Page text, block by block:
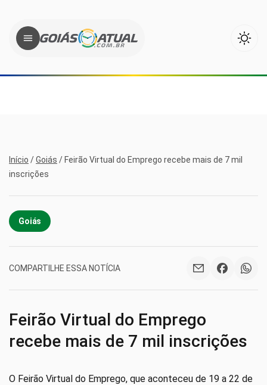
Início /Goiás / Feirão Virtual do Emprego recebe mais de 7 mil
inscrições
Goiás
COMPARTILHE ESSA NOTÍCIA
Feirão Virtual do Emprego
recebe mais de 7 mil inscrições
O Feirão Virtual do Emprego, que aconteceu de 19 a 22 de